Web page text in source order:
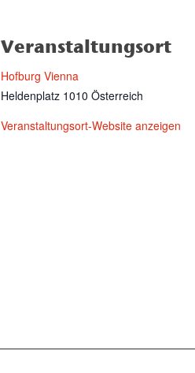
Veranstaltungsort
Hofburg Vienna
Heldenplatz 1010 Österreich
Veranstaltungsort-Website anzeigen